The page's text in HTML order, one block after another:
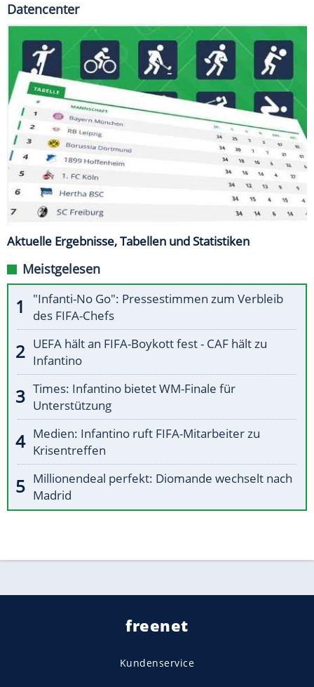
Datencenter
Aktuelle Ergebnisse, Tabellen und Statistiken
Meistgelesen
"Infanti-No Go": Pressestimmen zum Verbleib
des FIFA-Chefs
UEFA hält an FIFA-Boykott fest - CAF hält zu
Infantino
Times: Infantino bietet WM-Finale für
Unterstützung
Medien: Infantino ruft FIFA-Mitarbeiter zu
Krisentreffen
Millionendeal perfekt: Diomande wechselt nach
Madrid
freenet
Kundenservice